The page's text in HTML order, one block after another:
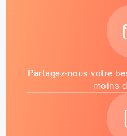
Partagez-nous votre
moins